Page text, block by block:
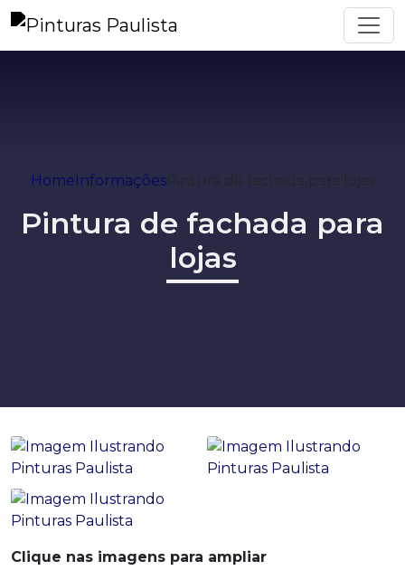
HomeInformaçõesPintura de fachada para lojas
Pintura de fachada para
lojas
Clique nas imagens para ampliar